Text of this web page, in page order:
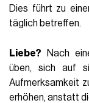
Dies führt zu
täglich betreffen.
Liebe? Nach
üben, sich auf
Aufmerksamkeit
erhöhen, anstatt